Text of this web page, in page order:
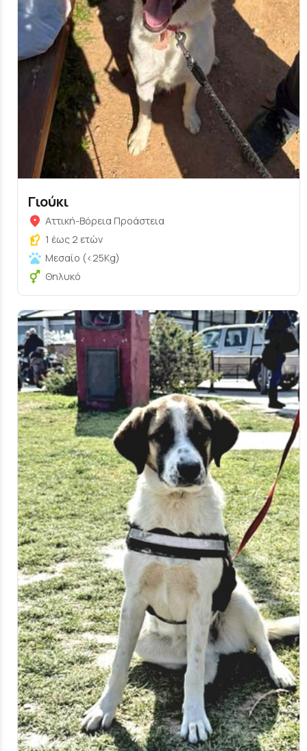
Γιούκι
Αττική-Βόρεια Προάστεια
1 έως 2 ετών
Μεσαίο (<25Kg)
Θηλυκό